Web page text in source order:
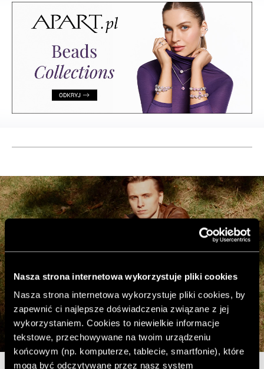
Nasza strona internetowa wykorzystuje pliki cookies
Nasza strona internetowa wykorzystuje pliki cookies, by
zapewnić ci najlepsze doświadczenia związane z jej
wykorzystaniem. Cookies to niewielkie informacje
tekstowe, przechowywane na twoim urządzeniu
końcowym (np. komputerze, tablecie, smartfonie), które
mogą być odczytywane przez nasz system